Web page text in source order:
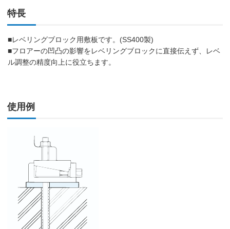
特長
■レベリングブロック用敷板です。(SS400製)
■フロアーの凹凸の影響をレベリングブロックに直接伝えず、レベ
ル調整の精度向上に役立ちます。
使用例